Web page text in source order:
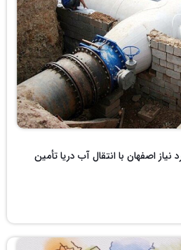
نیاز اصفهان با انتقال آب دریا تأمین